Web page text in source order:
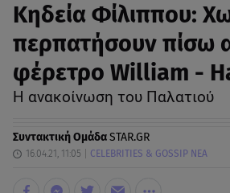
Κηδεία Φίλιππου:
περπατήσουν πίσω
φέρετρο William -
H ανακοίνωση του Παλατιού
Συντακτική ΟμάδαSTAR.GR
16.04.21, 11:05 CELEBRITIES & GOSSIP ΝΕΑ